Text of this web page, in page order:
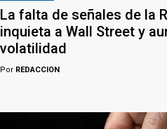
La falta de señales de la
inquieta a Wall Street y
volatilidad
Por REDACCION